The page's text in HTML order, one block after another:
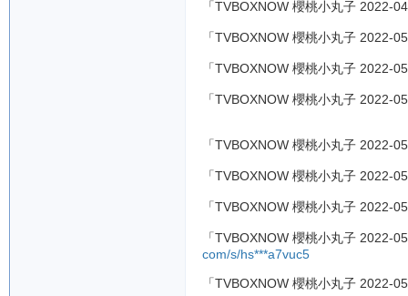
「TVBOXNOW 櫻桃小丸子 2022-
「TVBOXNOW 櫻桃小丸子 2022-
「TVBOXNOW 櫻桃小丸子 2022-
「TVBOXNOW 櫻桃小丸子 2022-
「TVBOXNOW 櫻桃小丸子 2022-
「TVBOXNOW 櫻桃小丸子 2022-
「TVBOXNOW 櫻桃小丸子 2022-
「TVBOXNOW 櫻桃小丸子 2022-
com/s/hs***a7vuc5
「TVBOXNOW 櫻桃小丸子 2022-